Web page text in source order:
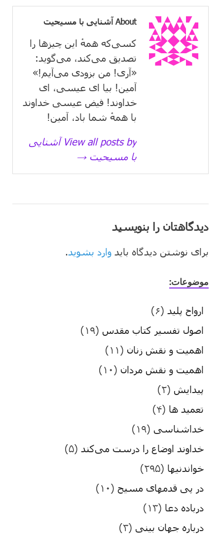
About آشنایی با مسیحیت
کسی‌که همهٔ این چیزها را
تصدیق می‌كند، می‌گوید:
«آری! من بزودی می‌آیم!»
آمین! بیا ای عیسی، ای
خداوند! فیض عیسی خداوند
با همهٔ شما باد، آمین!
View all posts by آشنایی
با مسیحیت →
دیدگاهتان را بنویسید
برای نوشتن دیدگاه باید وارد بشوید.
موضوعات:
ارواح پلید (۶)
اصول تفسیر کتاب مقدس (۱۹)
اهمیت و نقش زنان (۱۱)
اهمیت و نقش مردان (۱۰)
پیدایش (۲)
تعمید ها (۴)
خداشناسی (۱۹)
خداوند اوضاع را درست می‌کند (۵)
خواندنیها (۲۹۵)
در پی قدمهای مسیح (۱۰)
درباده دعا (۱۳)
درباره جهان بینی (۳)